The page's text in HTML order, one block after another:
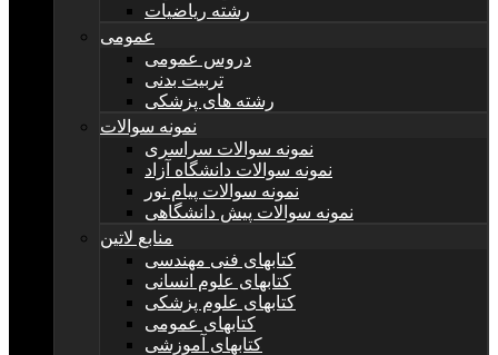
رشته ریاضیات
عمومی
دروس عمومی
تربیت بدنی
رشته های پزشکی
نمونه سوالات
نمونه سوالات سراسری
نمونه سوالات دانشگاه آزاد
نمونه سوالات پیام نور
نمونه سوالات پیش دانشگاهی
منابع لاتین
کتابهای فنی مهندسی
کتابهای علوم انسانی
کتابهای علوم پزشکی
کتابهای عمومی
کتابهای آموزشی